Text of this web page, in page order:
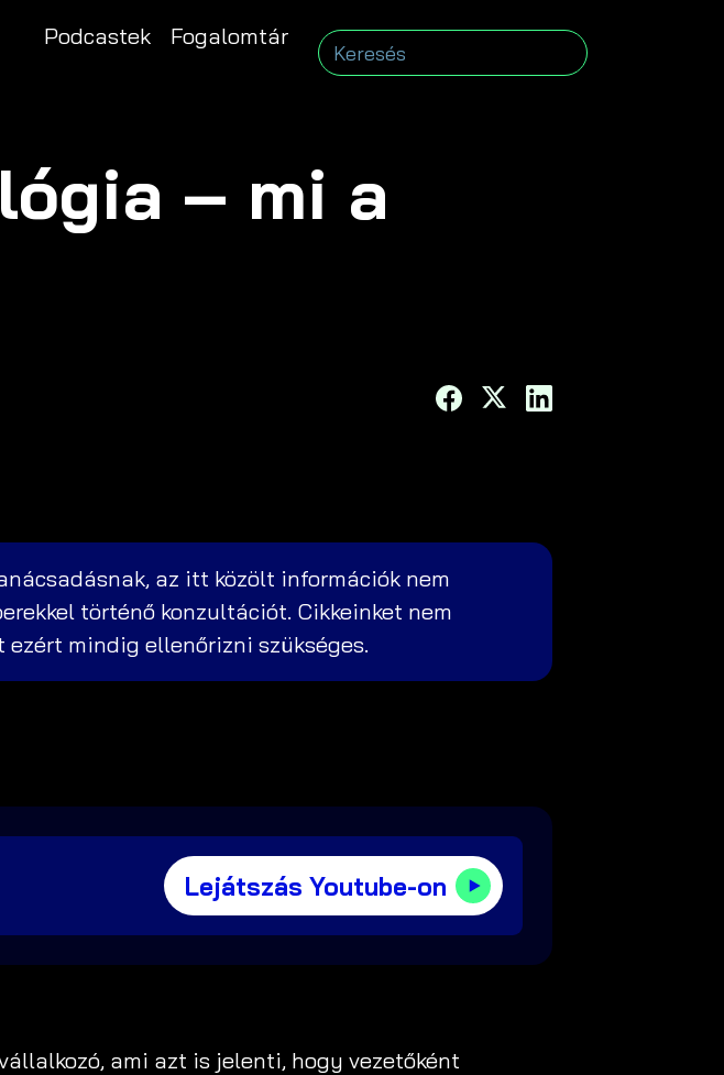
Podcastek Fogalomtár
– mi a
az itt közölt információk nem
történő konzultációt. Cikkeinket nem
mindig ellenőrizni szükséges.
Lejátszás Youtube-on
ami azt is jelenti, hogy vezetőként